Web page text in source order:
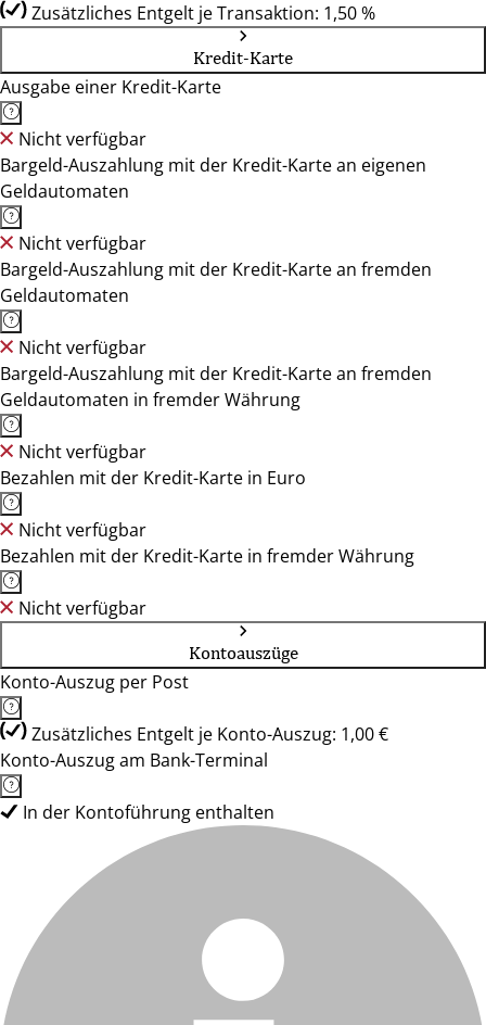
Zusätzliches Entgelt je Transaktion: 1,50 %
Kredit-Karte
Ausgabe einer Kredit-Karte
Nicht verfügbar
Bargeld-Auszahlung mit der Kredit-Karte an eigenen
Geldautomaten
Nicht verfügbar
Bargeld-Auszahlung mit der Kredit-Karte an fremden
Geldautomaten
Nicht verfügbar
Bargeld-Auszahlung mit der Kredit-Karte an fremden
Geldautomaten in fremder Währung
Nicht verfügbar
Bezahlen mit der Kredit-Karte in Euro
Nicht verfügbar
Bezahlen mit der Kredit-Karte in fremder Währung
Nicht verfügbar
Kontoauszüge
Konto-Auszug per Post
Zusätzliches Entgelt je Konto-Auszug: 1,00 €
Konto-Auszug am Bank-Terminal
In der Kontoführung enthalten